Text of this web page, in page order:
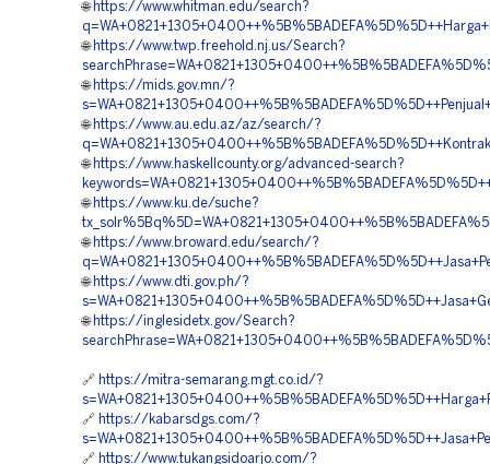
🌐 https://www.whitman.edu/search?
🌐 https://www.twp.freehold.nj.us/Search?
🌐 https://mids.gov.mn/?
🌐 https://www.au.edu.az/az/search/?
🌐 https://www.haskellcounty.org/advanced-search?
🌐 https://www.ku.de/suche?
🌐 https://www.broward.edu/search/?
🌐 https://www.dti.gov.ph/?
🌐 https://inglesidetx.gov/Search?
🔗 https://mitra-semarang.mgt.co.id/?
🔗 https://kabarsdgs.com/?
🔗 https://www.tukangsidoarjo.com/?